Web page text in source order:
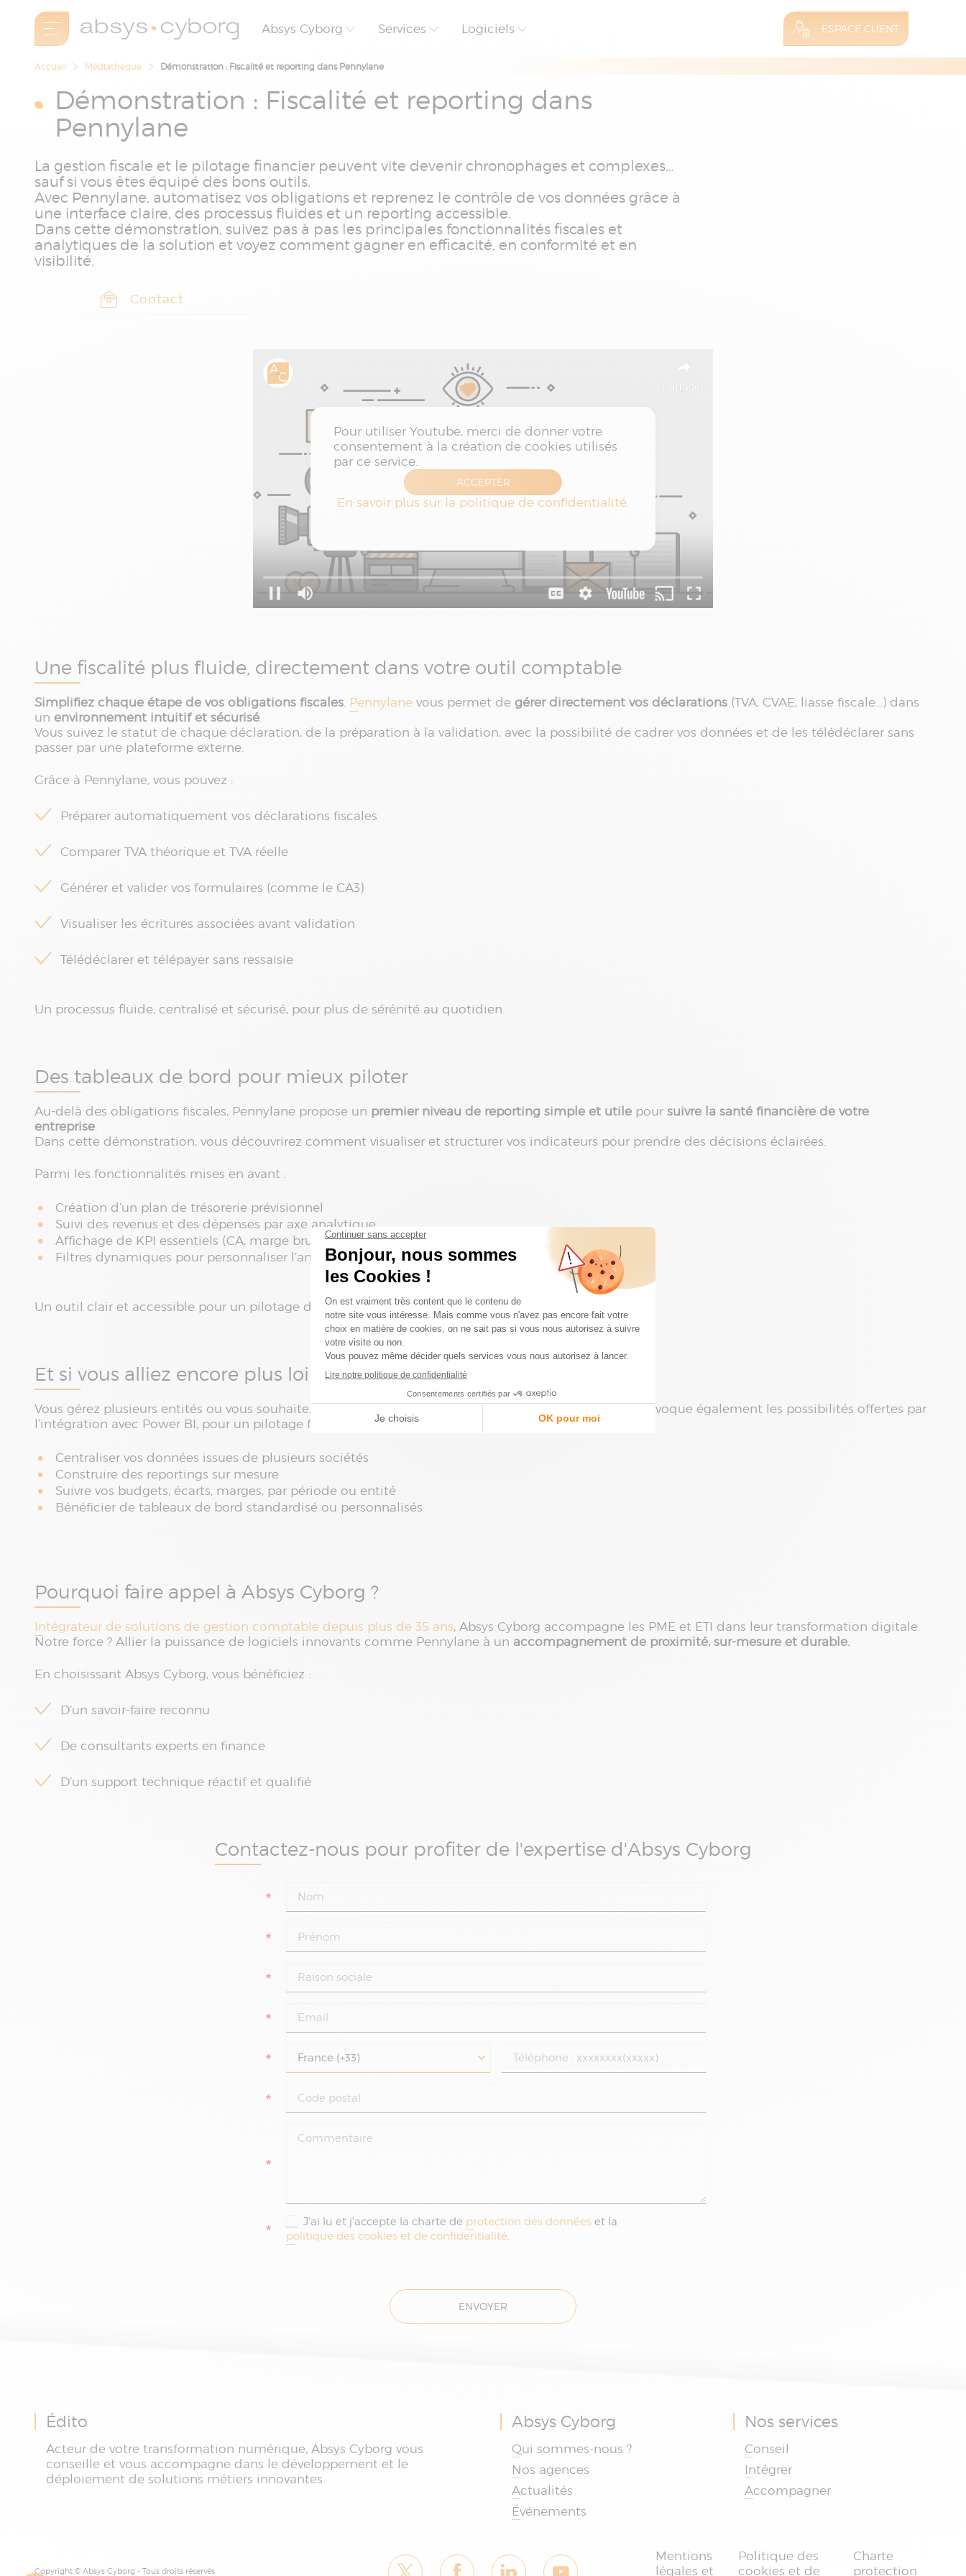
Absys Cyborg Services Logiciels ESPACE CLIENT
Accueil Médiathèque Démonstration : Fiscalité et reporting dans Pennylane
Démonstration : Fiscalité et reporting dans
Pennylane
La gestion fiscale et le pilotage financier peuvent vite devenir chronophages et complexes…
sauf si vous êtes équipé des bons outils.
Avec Pennylane, automatisez vos obligations et reprenez le contrôle de vos données grâce à
une interface claire, des processus fluides et un reporting accessible.
Dans cette démonstration, suivez pas à pas les principales fonctionnalités fiscales et
analytiques de la solution et voyez comment gagner en efficacité, en conformité et en
visibilité.
Contact
Une fiscalité plus fluide, directement dans votre outil comptable
Simplifiez chaque étape de vos obligations fiscales. Pennylane vous permet de gérer directement vos déclarations (TVA, CVAE, liasse fiscale…) dans
un environnement intuitif et sécurisé.
Vous suivez le statut de chaque déclaration, de la préparation à la validation, avec la possibilité de cadrer vos données et de les télédéclarer sans
passer par une plateforme externe.
Grâce à Pennylane, vous pouvez :
Préparer automatiquement vos déclarations fiscales
Comparer TVA théorique et TVA réelle
Générer et valider vos formulaires (comme le CA3)
Visualiser les écritures associées avant validation
Télédéclarer et télépayer sans ressaisie
Un processus fluide, centralisé et sécurisé, pour plus de sérénité au quotidien.
Des tableaux de bord pour mieux piloter
Au-delà des obligations fiscales, Pennylane propose un premier niveau de reporting simple et utile pour suivre la santé financière de votre
entreprise.
Dans cette démonstration, vous découvrirez comment visualiser et structurer vos indicateurs pour prendre des décisions éclairées.
Parmi les fonctionnalités mises en avant :
Création d’un plan de trésorerie prévisionnel
Suivi des revenus et des dépenses par axe analytique
Affichage de KPI essentiels (CA, marge brute, etc.)
Filtres dynamiques pour personnaliser l’analyse
Un outil clair et accessible pour un pilotage de gestion efficace.
Et si vous alliez encore plus loin ?
Vous gérez plusieurs entités ou vous souhaitez intégrer des données budgétaires ? La démonstration évoque également les possibilités offertes par
l’intégration avec Power BI, pour un pilotage financier avancé.
Centraliser vos données issues de plusieurs sociétés
Construire des reportings sur mesure
Suivre vos budgets, écarts, marges, par période ou entité
Bénéficier de tableaux de bord standardisé ou personnalisés
Pourquoi faire appel à Absys Cyborg ?
Intégrateur de solutions de gestion comptable depuis plus de 35 ans, Absys Cyborg accompagne les PME et ETI dans leur transformation digitale.
Notre force ? Allier la puissance de logiciels innovants comme Pennylane à un accompagnement de proximité, sur-mesure et durable.
En choisissant Absys Cyborg, vous bénéficiez :
D’un savoir-faire reconnu
De consultants experts en finance
D’un support technique réactif et qualifié
Contactez-nous pour profiter de l'expertise d'Absys Cyborg
*
*
*
*
*
*
*
*
J'ai lu et j'accepte la charte de protection des données et la
politique des cookies et de confidentialité.
ENVOYER
Édito
Acteur de votre transformation numérique, Absys Cyborg vous
conseille et vous accompagne dans le développement et le
déploiement de solutions métiers innovantes.
Absys Cyborg
Qui sommes-nous ?
Nos agences
Actualités
Événements
Nos services
Conseil
Intégrer
Accompagner
Copyright © Absys Cyborg - Tous droits réservés
Mentions
légales et
Politique des
cookies et de
Charte
protection